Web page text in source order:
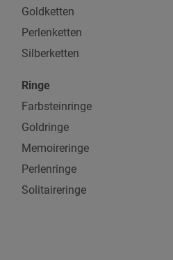
Goldketten
Perlenketten
Silberketten
Ringe
Farbsteinringe
Goldringe
Memoireringe
Perlenringe
Solitaireringe